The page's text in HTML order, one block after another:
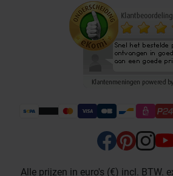
Alle prijzen in euro's (€) incl. BTW.